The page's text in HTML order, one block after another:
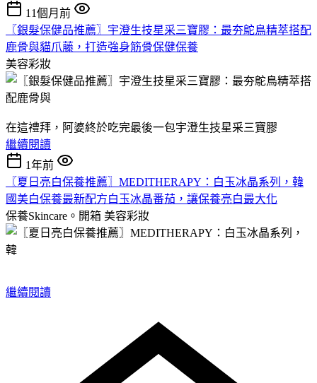
11個月前
〖銀髮保健品推薦〗宇澄生技星采三寶膠：最夯鴕鳥精萃搭配
鹿骨與貓爪藤，打造強身筋骨保健保養
美容彩妝
在這禮拜，阿婆終於吃完最後一包宇澄生技星采三寶膠
繼續閱讀
1年前
〖夏日亮白保養推薦〗MEDITHERAPY：白玉冰晶系列，韓
國美白保養最新配方白玉冰晶番茄，讓保養亮白最大化
保養Skincare。開箱 美容彩妝
繼續閱讀